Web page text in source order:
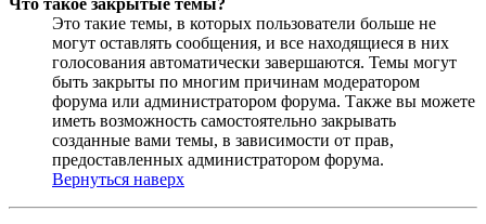
Это такие темы, в которых пользователи больше не
могут оставлять сообщения, и все находящиеся в них
голосования автоматически завершаются. Темы могут
быть закрыты по многим причинам модератором
форума или администратором форума. Также вы можете
иметь возможность самостоятельно закрывать
созданные вами темы, в зависимости от прав,
предоставленных администратором форума.
Вернуться наверх